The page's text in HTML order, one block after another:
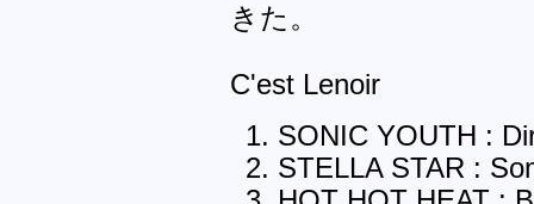
きた。
C'est Lenoir
SONIC YOUTH :
STELLA STAR :